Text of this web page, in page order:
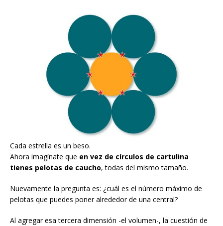
Cada estrella es un beso.
Ahora imagínate que en vez de círculos de cartulina
tienes pelotas de caucho, todas del mismo tamaño.
Nuevamente la pregunta es: ¿cuál es el número máximo de
pelotas que puedes poner alrededor de una central?
Al agregar esa tercera dimensión -el volumen-, la cuestión de